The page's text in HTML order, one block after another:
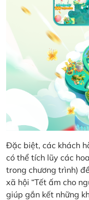
Đặc biệt, các khách
có thể tích lũy các
trong chương trình)
xã hội “Tết ấm cho
giúp gắn kết những